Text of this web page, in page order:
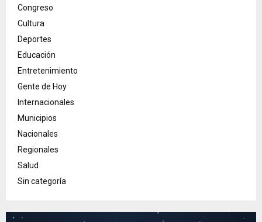
Congreso
Cultura
Deportes
Educación
Entretenimiento
Gente de Hoy
Internacionales
Municipios
Nacionales
Regionales
Salud
Sin categoría